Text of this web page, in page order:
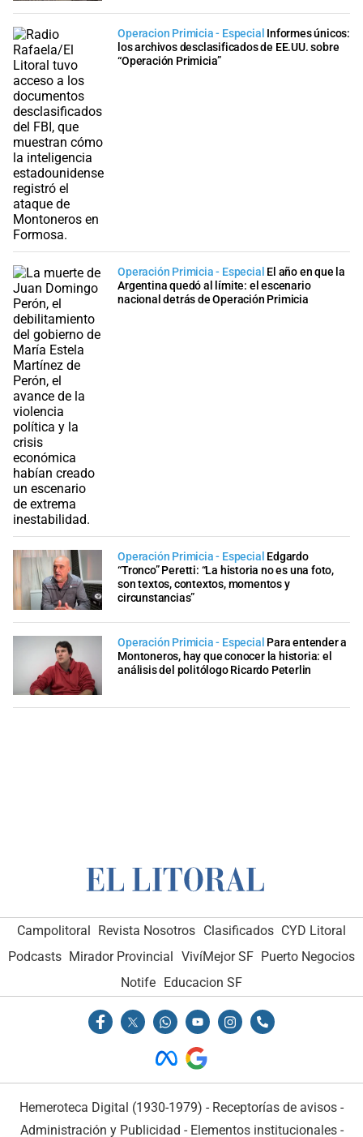
Operacion Primicia - Especial Informes únicos:
los archivos desclasificados de EE.UU. sobre
“Operación Primicia”
Operación Primicia - Especial El año en que la
Argentina quedó al límite: el escenario
nacional detrás de Operación Primicia
Operación Primicia - Especial Edgardo
“Tronco” Peretti: “La historia no es una foto,
son textos, contextos, momentos y
circunstancias”
Operación Primicia - Especial Para entender a
Montoneros, hay que conocer la historia: el
análisis del politólogo Ricardo Peterlin
Campolitoral Revista Nosotros Clasificados CYD Litoral
Podcasts Mirador Provincial VivíMejor SF Puerto Negocios
Notife Educacion SF
Hemeroteca Digital (1930-1979) - Receptorías de avisos -
Administración y Publicidad - Elementos institucionales-